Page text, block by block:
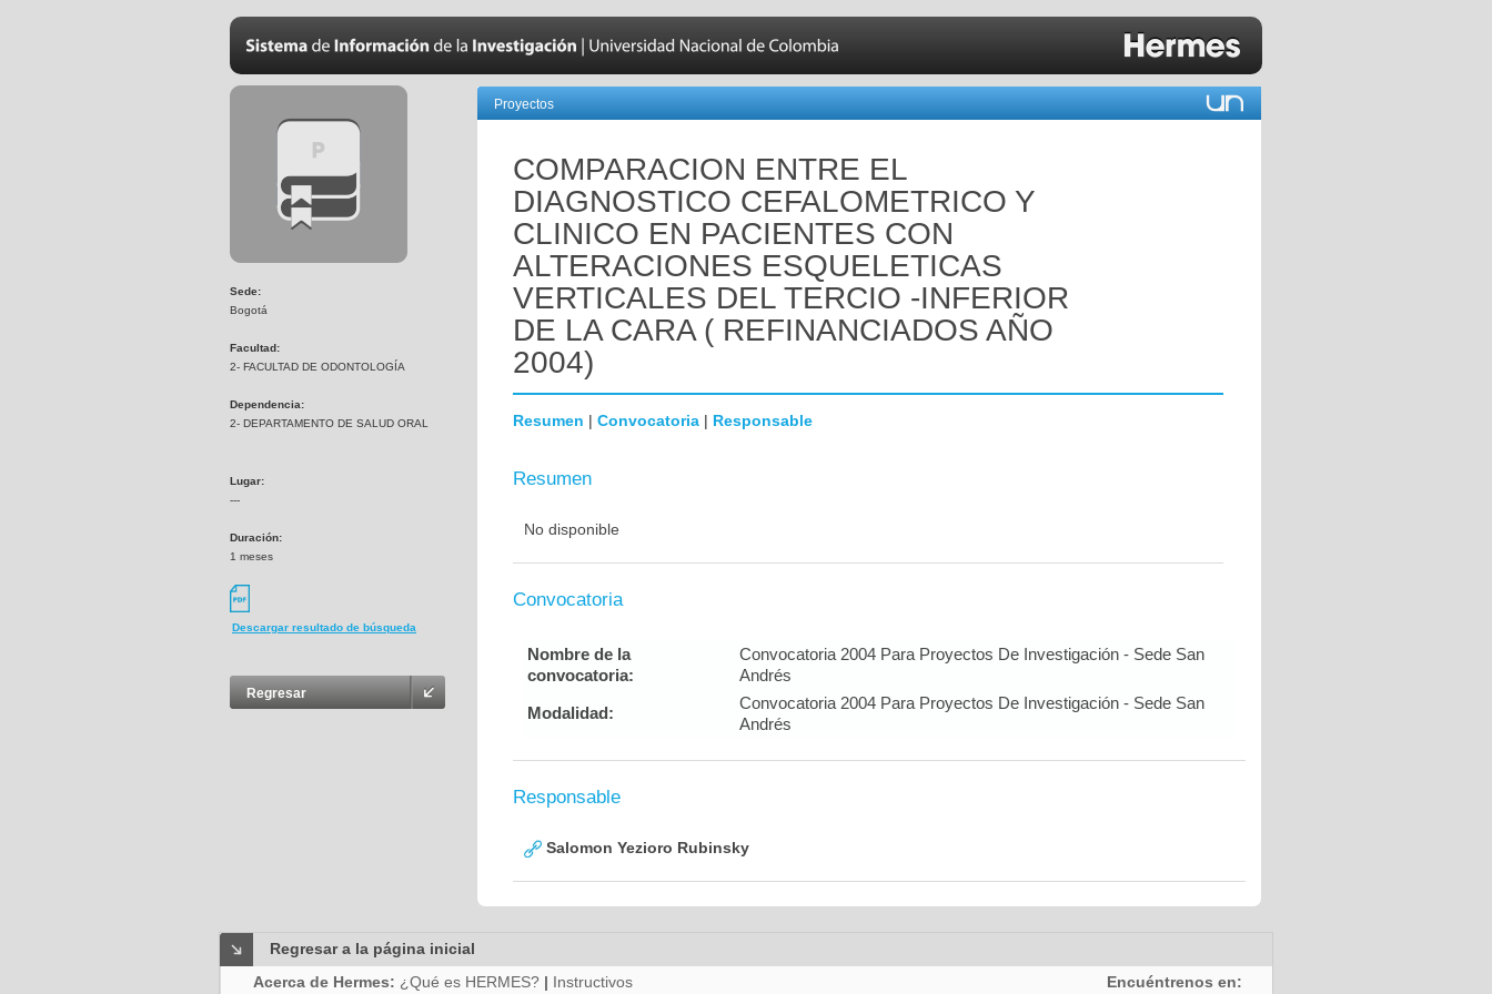
Sede:
Bogotá
Facultad:
2- FACULTAD DE ODONTOLOGÍA
Dependencia:
2- DEPARTAMENTO DE SALUD ORAL
Lugar:
---
Duración:
1 meses
Descargar resultado de búsqueda
Regresar
Proyectos
COMPARACION ENTRE EL
DIAGNOSTICO CEFALOMETRICO Y
CLINICO EN PACIENTES CON
ALTERACIONES ESQUELETICAS
VERTICALES DEL TERCIO -INFERIOR
DE LA CARA ( REFINANCIADOS AÑO
2004)
Resumen | Convocatoria | Responsable
Resumen
No disponible
Convocatoria
Nombre de la
convocatoria:
Convocatoria 2004 Para Proyectos De Investigación - Sede San
Andrés
Modalidad:
Convocatoria 2004 Para Proyectos De Investigación - Sede San
Andrés
Responsable
Salomon Yezioro Rubinsky
Regresar a la página inicial
Acerca de Hermes: ¿Qué es HERMES? | Instructivos Encuéntrenos en: